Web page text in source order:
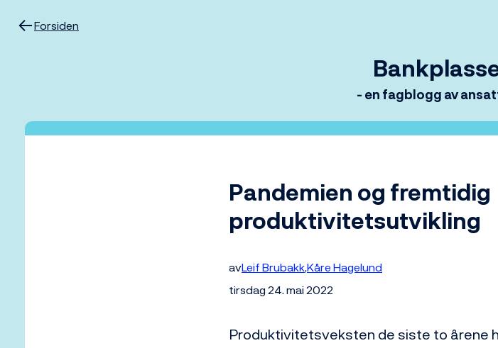
Forsiden
- en fagblogg av
Pandemien og fremtidig
produktivitetsutvikling
avLeif BrubakkKåre Hagelund
tirsdag 24. mai 2022
Produktivitetsveksten de siste to årene